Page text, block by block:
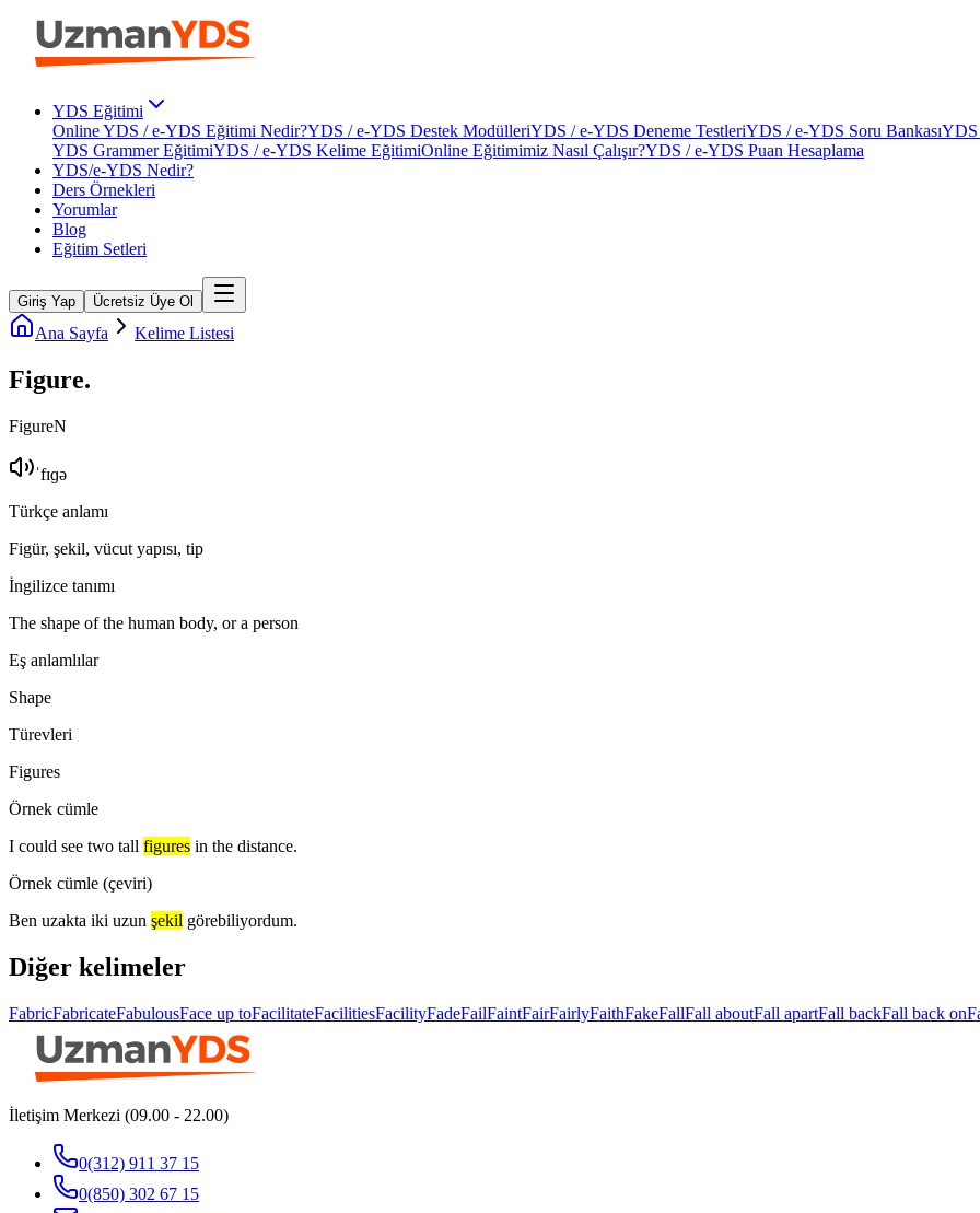
YDS Eğitimi
Online YDS / e-YDS Eğitimi Nedir?YDS / e-YDS Destek ModülleriYDS / e-YDS Deneme TestleriYDS / e-YDS Soru BankasıYDS
YDS Grammer EğitimiYDS / e-YDS Kelime EğitimiOnline Eğitimimiz Nasıl Çalışır?YDS / e-YDS Puan Hesaplama
YDS/e-YDS Nedir?
Ders Örnekleri
Yorumlar
Blog
Eğitim Setleri
Giriş Yap Ücretsiz Üye Ol
Ana Sayfa Kelime Listesi
Figure.
FigureN
ˈfɪɡə
Türkçe anlamı
Figür, şekil, vücut yapısı, tip
İngilizce tanımı
The shape of the human body, or a person
Eş anlamlılar
Shape
Türevleri
Figures
Örnek cümle
I could see two tall figures in the distance.
Örnek cümle (çeviri)
Ben uzakta iki uzun şekil görebiliyordum.
Diğer kelimeler
FabricFabricateFabulousFace up toFacilitateFacilitiesFacilityFadeFailFaintFairFairlyFaithFakeFallFall aboutFall apartFall backFall back on
İletişim Merkezi (09.00 - 22.00)
0(312) 911 37 15
0(850) 302 67 15